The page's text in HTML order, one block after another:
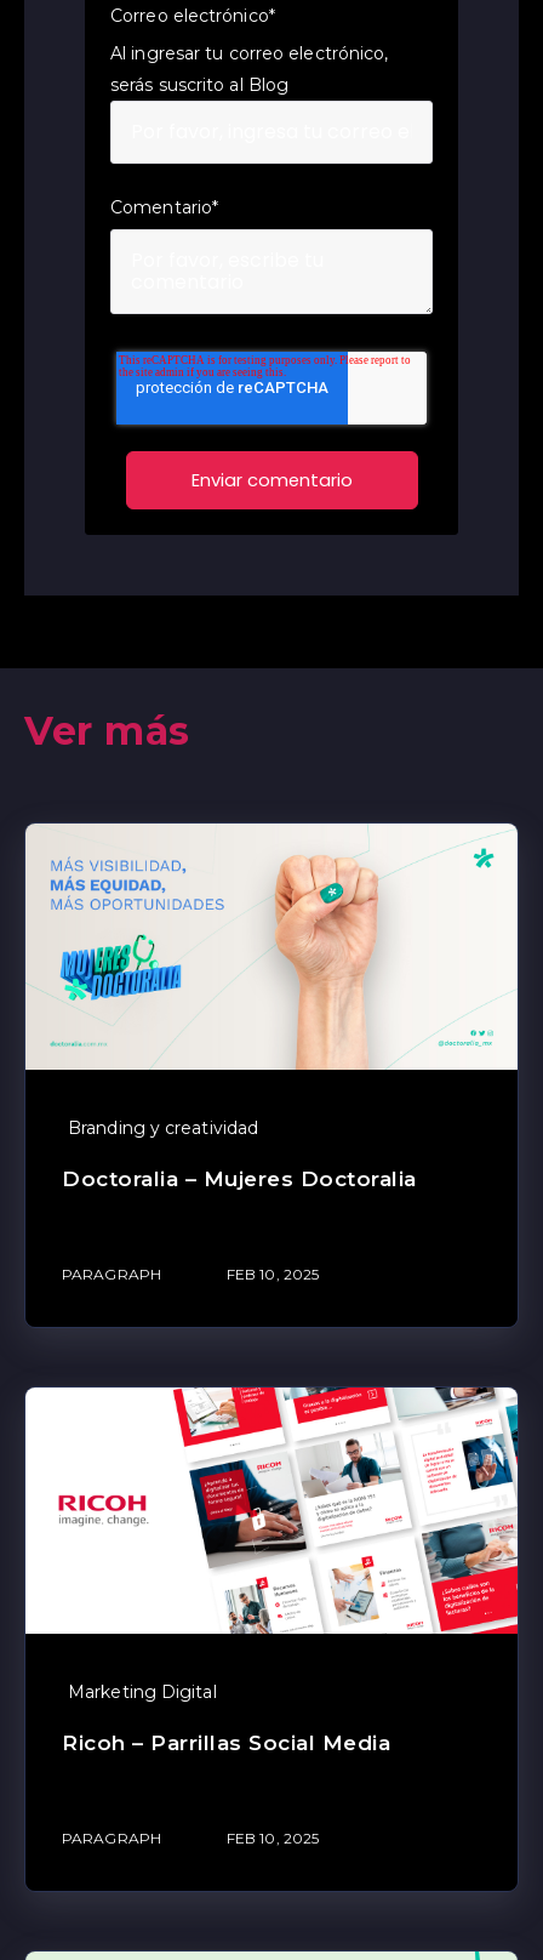
Correo electrónico*
Al ingresar tu correo electrónico,
serás suscrito al Blog
Comentario*
Ver más
Branding y creatividad
Doctoralia – Mujeres Doctoralia
PARAGRAPH FEB 10, 2025
Marketing Digital
Ricoh – Parrillas Social Media
PARAGRAPH FEB 10, 2025